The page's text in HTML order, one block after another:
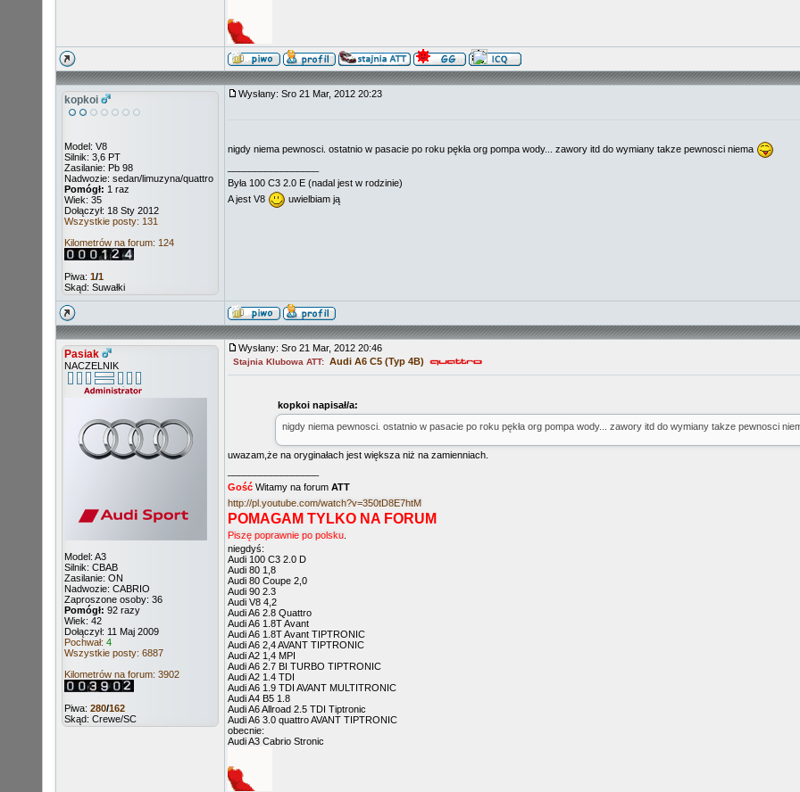
kopkoi
Model: V8
Silnik: 3,6 PT
Zasilanie: Pb 98
Nadwozie: sedan/limuzyna/quattro
Pomógł: 1 raz
Wiek: 35
Dołączył: 18 Sty 2012
Wszystkie posty: 131
Kilometrów na forum: 124
Piwa: 1/1
Skąd: Suwałki
Wysłany: Sro 21 Mar, 2012 20:23
nigdy niema pewnosci. ostatnio w pasacie po roku pękła org pompa wody... zawory itd do wymiany takze pewnosci niema
Była 100 C3 2.0 E (nadal jest w rodzinie)
A jest V8
uwielbiam ją
Pasiak
NACZELNIK
Model: A3
Silnik: CBAB
Zasilanie: ON
Nadwozie: CABRIO
Zaproszone osoby: 36
Pomógł: 92 razy
Wiek: 42
Dołączył: 11 Maj 2009
Pochwał: 4
Wszystkie posty: 6887
Kilometrów na forum: 3902
Piwa: 280/162
Skąd: Crewe/SC
Wysłany: Sro 21 Mar, 2012 20:46
Stajnia Klubowa ATT: Audi A6 C5 (Typ 4B)
kopkoi napisał/a:
nigdy niema pewnosci. ostatnio w pasacie po roku pękła org pompa wody... zawory itd do wymiany takze pewnosci
uwazam,że na oryginałach jest większa niż na zamienniach.
Gość Witamy na forum ATT
http://pl.youtube.com/watch?v=350tD8E7htM
POMAGAM TYLKO NA FORUM
Piszę poprawnie po polsku
niegdyś:
Audi 100 C3 2.0 D
Audi 80 1,8
Audi 80 Coupe 2,0
Audi 90 2.3
Audi V8 4,2
Audi A6 2.8 Quattro
Audi A6 1.8T Avant
Audi A6 1.8T Avant TIPTRONIC
Audi A6 2,4 AVANT TIPTRONIC
Audi A2 1,4 MPI
Audi A6 2.7 BI TURBO TIPTRONIC
Audi A2 1.4 TDI
Audi A6 1.9 TDI AVANT MULTITRONIC
Audi A4 B5 1.8
Audi A6 Allroad 2.5 TDI Tiptronic
Audi A6 3.0 quattro AVANT TIPTRONIC
obecnie:
Audi A3 Cabrio Stronic